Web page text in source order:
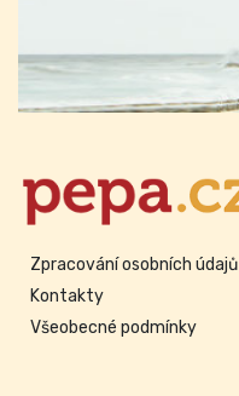
Zpracování osobních údajů
Kontakty
Všeobecné podmínky